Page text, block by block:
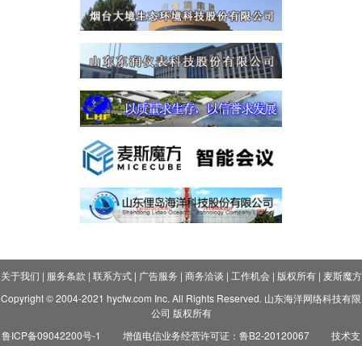
关于我们 | 服务条款 | 联系方式| 广告服务 | 商务洽谈 | 工作机会| 版权所有| 麦斯魔方
Copyright © 2004-2021 hycfw.com Inc. All Rights Reserved. 山东海洋网络科技有限
公司 版权所有
鲁ICP备09042200号-1
增值电信业务经营许可证：鲁B2-20120067
技术支